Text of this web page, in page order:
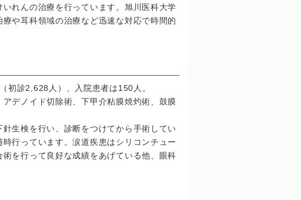
れんの治療を行っています。旭川医科大学
や耳科領域の治療など迅速な対応で時間的
初診2,628人）、入院患者は150人。
デノイド切除術、下甲介粘膜焼灼術、鼓膜
生検を行い、診断をつけてから手術してい
行っています。涙道疾患はシリコンチュー
を行って良好な成績をあげている他、眼科